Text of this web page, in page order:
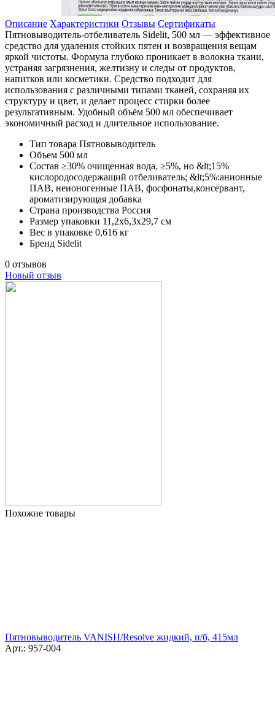
Описание Характеристики Отзывы Сертификаты
Пятновыводитель-отбеливатель Sidelit, 500 мл — эффективное
средство для удаления стойких пятен и возвращения вещам
яркой чистоты. Формула глубоко проникает в волокна ткани,
устраняя загрязнения, желтизну и следы от продуктов,
напитков или косметики. Средство подходит для
использования с различными типами тканей, сохраняя их
структуру и цвет, и делает процесс стирки более
результативным. Удобный объём 500 мл обеспечивает
экономичный расход и длительное использование.
Тип товара Пятновыводитель
Объем 500 мл
Состав ≥30% очищенная вода, ≥5%, но &lt;15%
кислородосодержащий отбеливатель; &lt;5%:анионные
ПАВ, неионогенные ПАВ, фосфонаты,консервант,
ароматизирующая добавка
Страна производства Россия
Размер упаковки 11,2х6,3х29,7 см
Вес в упаковке 0,616 кг
Бренд Sidelit
0 отзывов
Новый отзыв
Похожие товары
Пятновыводитель VANISH/Resolve жидкий, п/б, 415мл
Арт.: 957-004